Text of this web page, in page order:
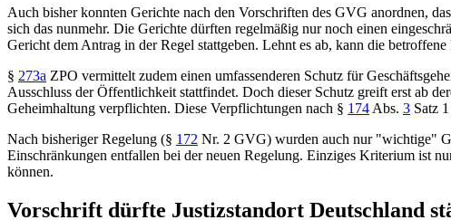
Auch bisher konnten Gerichte nach den Vorschriften des GVG anordnen,
sich das nunmehr. Die Gerichte dürften regelmäßig nur noch einen
Gericht dem Antrag in der Regel stattgeben. Lehnt es ab, kann die
§ 273a ZPO vermittelt zudem einen umfassenderen Schutz für
Ausschluss der Öffentlichkeit stattfindet. Doch dieser Schutz greift erst ab
Geheimhaltung verpflichten. Diese Verpflichtungen nach § 174 Abs. 3 Satz
Nach bisheriger Regelung (§ 172 Nr. 2 GVG) wurden auch nur "wichtige"
Einschränkungen entfallen bei der neuen Regelung. Einziges Kriterium ist
können.
Vorschrift dürfte Justizstandort Deutschland